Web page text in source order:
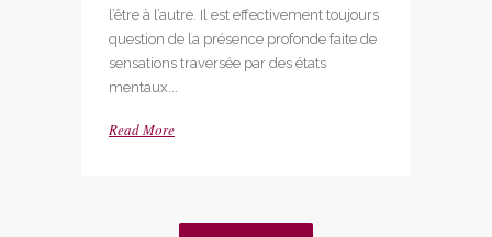
l’être à l’autre. Il est effectivement toujours
question de la présence profonde faite de
sensations traversée par des états
mentaux...
Read More